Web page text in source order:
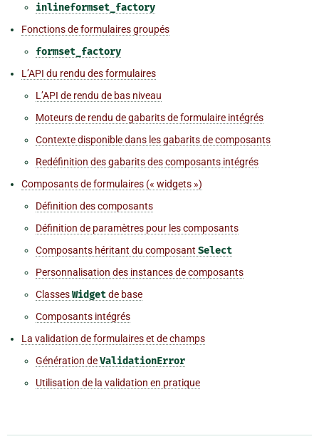
inlineformset_factory
Fonctions de formulaires groupés
formset_factory
L’API du rendu des formulaires
L’API de rendu de bas niveau
Moteurs de rendu de gabarits de formulaire intégrés
Contexte disponible dans les gabarits de composants
Redéfinition des gabarits des composants intégrés
Composants de formulaires (« widgets »)
Définition des composants
Définition de paramètres pour les composants
Composants héritant du composant Select
Personnalisation des instances de composants
ClassesWidgetde base
Composants intégrés
La validation de formulaires et de champs
Génération deValidationError
Utilisation de la validation en pratique